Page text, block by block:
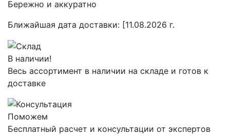
Бережно и аккуратно
Ближайшая дата доставки: [11.08.2026 г.
В наличии!
Весь ассортимент в наличии на складе и готов к
доставке
Поможем
Бесплатный расчет и консультации от экспертов